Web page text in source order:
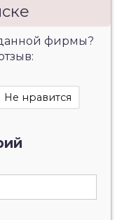
фирмы?
Не нравится